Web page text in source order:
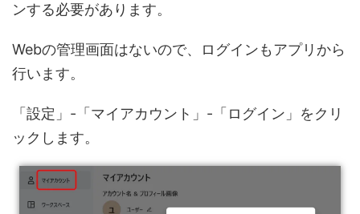
ンする必要があります。
Webの管理画面はないので、ログインもアプリから
行います。
「設定」-「マイアカウント」-「ログイン」をクリ
ックします。